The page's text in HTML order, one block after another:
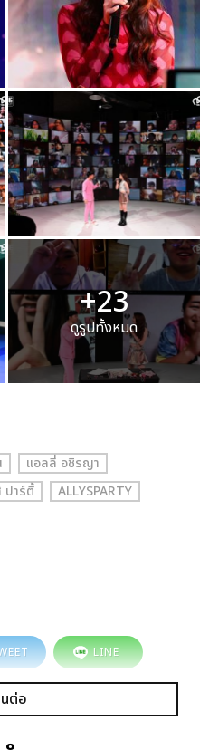
+23
ดูรูปทั้งหมด
แอลลี่ อชิรญา
ปาร์ตี้
ALLYSPARTY
LINE
ต่อ